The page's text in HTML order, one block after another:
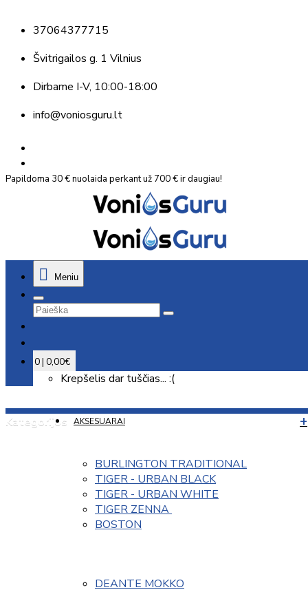
37064377715
Švitrigailos g. 1 Vilnius
Dirbame I-V, 10:00-18:00
info@voniosguru.lt
Papildoma 30 € nuolaida perkant už 700 € ir daugiau!
Meniu
0 | 0,00€
Krepšelis dar tuščias... :(
Kategorijos AKSESUARAI
BURLINGTON TRADITIONAL
TIGER - URBAN BLACK
TIGER - URBAN WHITE
TIGER ZENNA
BOSTON
DEANTE MOKKO